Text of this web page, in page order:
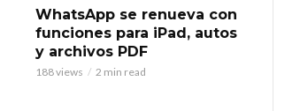
WhatsApp se renueva con
funciones para iPad, autos
y archivos PDF
188 views 2 min read